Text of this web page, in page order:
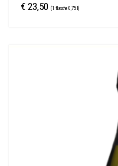
€ 23,50 (1 flasche 0,75 l)